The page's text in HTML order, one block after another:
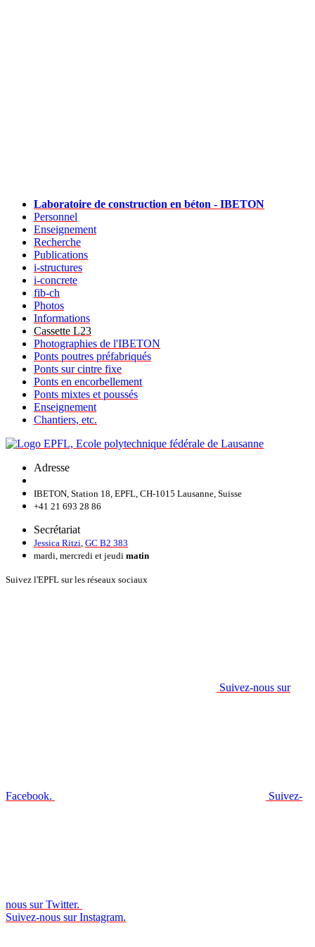
Laboratoire de construction en béton - IBETON
Personnel
Enseignement
Recherche
Publications
i-structures
i-concrete
fib-ch
Photos
Informations
Cassette L23
Photographies de l'IBETON
Ponts poutres préfabriqués
Ponts sur cintre fixe
Ponts en encorbellement
Ponts mixtes et poussés
Enseignement
Chantiers, etc.
Adresse
IBETON, Station 18, EPFL, CH-1015 Lausanne, Suisse
+41 21 693 28 86
Secrétariat
Jessica Ritzi GC B2 383
mardi, mercredi et jeudi matin
Suivez l'EPFL sur les réseaux sociaux
Suivez-nous sur
Facebook. Suivez-
nous sur Twitter.
Suivez-nous sur Instagram.